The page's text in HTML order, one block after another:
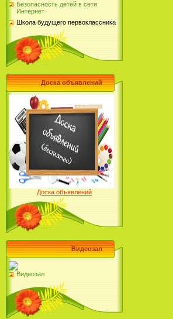
Безопасность детей в сети
Интернет
Школа будущего первоклассника
Доска объявлений
Доска объявлений
Видеозал
Видеозал